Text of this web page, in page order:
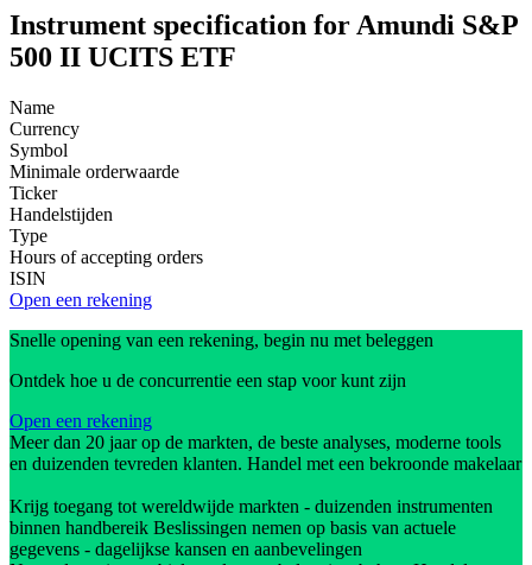
Instrument specification for Amundi S&P
500 II UCITS ETF
Name
Currency
Symbol
Minimale orderwaarde
Ticker
Handelstijden
Type
Hours of accepting orders
ISIN
Open een rekening
Snelle opening van een rekening, begin nu met beleggen
Ontdek hoe u de concurrentie een stap voor kunt zijn
Open een rekening
Meer dan 20 jaar op de markten, de beste analyses, moderne tools
en duizenden tevreden klanten. Handel met een bekroonde makelaar
Krijg toegang tot wereldwijde markten - duizenden instrumenten
binnen handbereik Beslissingen nemen op basis van actuele
gegevens - dagelijkse kansen en aanbevelingen